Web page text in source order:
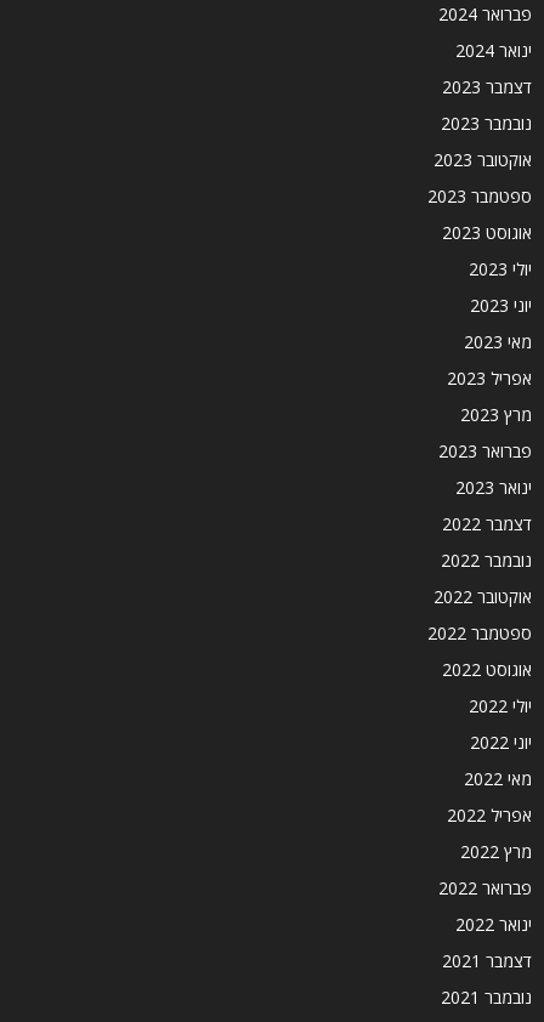
פברואר 2024
ינואר 2024
דצמבר 2023
נובמבר 2023
אוקטובר 2023
ספטמבר 2023
אוגוסט 2023
יולי 2023
יוני 2023
מאי 2023
אפריל 2023
מרץ 2023
פברואר 2023
ינואר 2023
דצמבר 2022
נובמבר 2022
אוקטובר 2022
ספטמבר 2022
אוגוסט 2022
יולי 2022
יוני 2022
מאי 2022
אפריל 2022
מרץ 2022
פברואר 2022
ינואר 2022
דצמבר 2021
נובמבר 2021